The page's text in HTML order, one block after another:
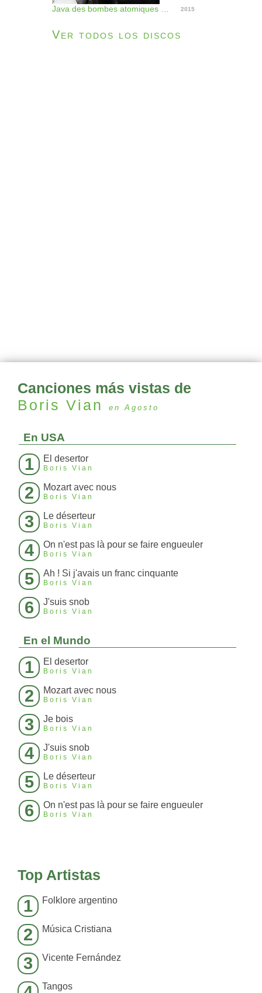
2015
Ver todos los discos
Canciones más vistas de
Boris Vian
en Agosto
En USA
1 El desertor
Boris Vian
2 Mozart avec nous
Boris Vian
3 Le déserteur
Boris Vian
4 On n'est pas là pour se faire engueuler
Boris Vian
5 Ah ! Si j'avais un franc cinquante
Boris Vian
6 J'suis snob
Boris Vian
En el Mundo
1 El desertor
Boris Vian
2 Mozart avec nous
Boris Vian
3 Je bois
Boris Vian
4 J'suis snob
Boris Vian
5 Le déserteur
Boris Vian
6 On n'est pas là pour se faire engueuler
Boris Vian
Top Artistas
1 Folklore argentino
2 Música Cristiana
3 Vicente Fernández
Tangos